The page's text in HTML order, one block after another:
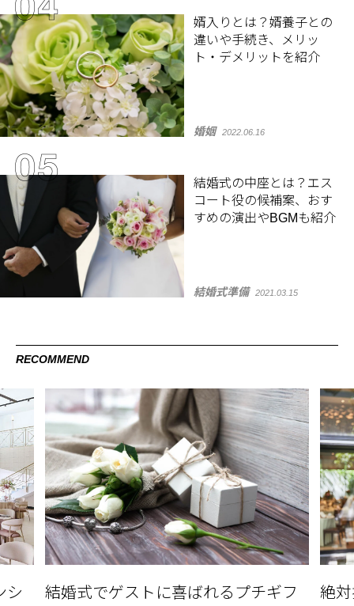
婿入りとは？婿養子との
違いや手続き、メリッ
ト・デメリットを紹介
婚姻 2022.06.16
結婚式の中座とは？エス
コート役の候補案、おす
すめの演出やBGMも紹介
結婚式準備 2021.03.15
RECOMMEND
シ
結婚式でゲストに喜ばれるプチギフ
絶